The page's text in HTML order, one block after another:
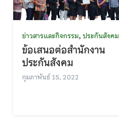
ข่าวสารและกิจกรรม, ประกันสังคม
ข้อเสนอต่อสำนักงาน
ประกันสังคม
กุมภาพันธ์ 15, 2022